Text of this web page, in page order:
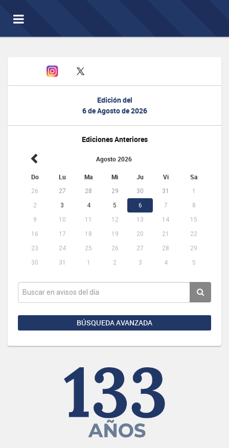
Toggle
navigation
Edición del
6 de Agosto de 2026
Ediciones Anteriores
Agosto 2026
Do Lu Ma Mi Ju Vi Sa
26 27 28 29 30 31
1
2
3 4 5 6 7
8
9
10 11 12 13 14
15
16
17 18 19 20 21
22
23
24 25 26 27 28
29
30
31 1 2 3 4 5
BÚSQUEDA AVANZADA